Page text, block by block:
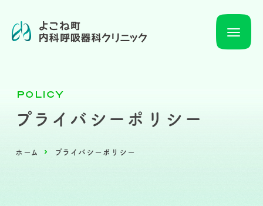
PO LICY
プライバシーポリシー
ホーム プライバシーポリシー